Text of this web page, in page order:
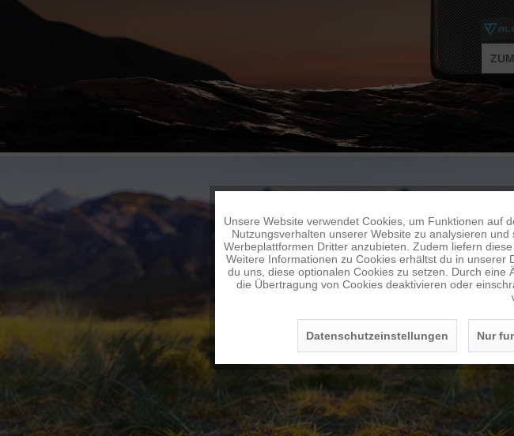
BESTE
Funktionale
Tracking
Personalisierung
Service
Unsere Website verwendet Cookies, um Funktionen auf
Nutzungsverhalten unserer Website zu analysieren
Werbeplattformen Dritter anzubieten. Zudem liefern
Weitere Informationen zu Cookies erhältst du in unserer
du uns, diese optionalen Cookies zu setzen. Durch
die Übertragung von Cookies deaktivieren oder
Datenschutzeinstellungen Nur